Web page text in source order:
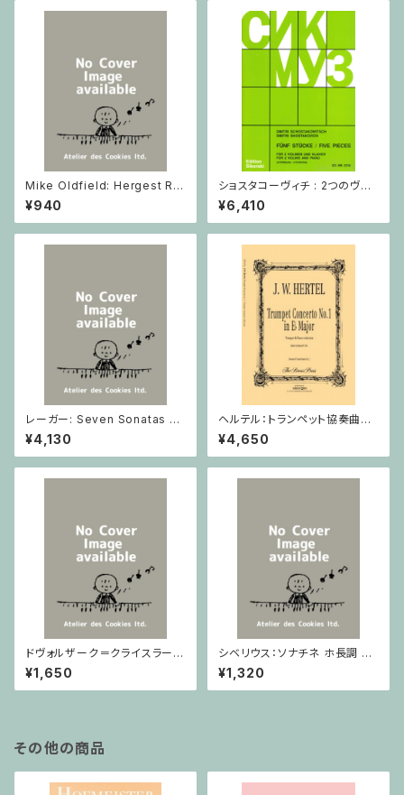
Mike Oldfield: Hergest Rid
ge / ピアノ
¥940
ショスタコーヴィチ : 2つのヴァ
イオリンとピアノのための 5つの
小品 / ヴァイオリン2とピアノ
¥6,410
レーガー: Seven Sonatas o
p. 91 Heft 2 / ヴァイオリン
¥4,130
ヘルテル：トランペット協奏曲第1
番 変ホ長調/トランペット・ピア
ノ
¥4,650
ドヴォルザーク＝クライスラー：
スラヴ幻想曲 ロ短調 from Op.
55-4, Op.75 / ヴァイオリンと
ピアノ
¥1,650
シベリウス：ソナチネ ホ長調 O
p.80 / ヴァイオリンとピアノ
¥1,320
その他の商品